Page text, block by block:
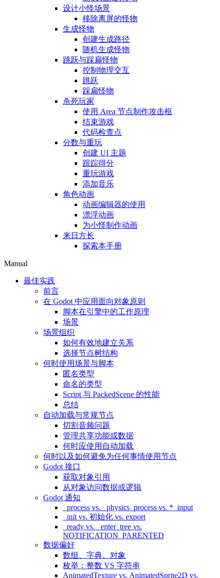
设计小怪场景
移除离屏的怪物
生成怪物
创建生成路径
随机生成怪物
跳跃与踩扁怪物
控制物理交互
跳跃
踩扁怪物
杀死玩家
使用 Area 节点制作攻击框
结束游戏
代码检查点
分数与重玩
创建 UI 主题
跟踪得分
重玩游戏
添加音乐
角色动画
动画编辑器的使用
漂浮动画
为小怪制作动画
来日方长
探索本手册
Manual
最佳实践
前言
在 Godot 中应用面向对象原则
脚本在引擎中的工作原理
场景
场景组织
如何有效地建立关系
选择节点树结构
何时使用场景与脚本
匿名类型
命名的类型
Script 与 PackedScene 的性能
总结
自动加载与常规节点
切割音频问题
管理共享功能或数据
何时应使用自动加载
何时以及如何避免为任何事情使用节点
Godot 接口
获取对象引用
从对象访问数据或逻辑
Godot 通知
_process vs. _physics_process vs. *_input
_init vs. 初始化 vs. export
_ready vs. _enter_tree vs.
NOTIFICATION_PARENTED
数据偏好
数组、字典、对象
枚举：整数 VS 字符串
AnimatedTexture vs. AnimatedSprite2D vs.